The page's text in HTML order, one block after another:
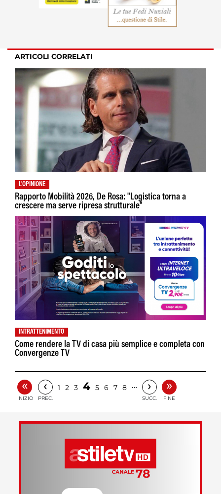
ARTICOLI CORRELATI
L'OPINIONE
Rapporto Mobilità 2026, De Rosa: "Logistica torna a
crescere ma serve ripresa strutturale"
INTRATTENIMENTO
Come rendere la TV di casa più semplice e completa con
Convergenze TV
«
INIZIO
‹
PREC.
1 2 3 4 5 6 7 8 … ›
SUCC.
»
FINE